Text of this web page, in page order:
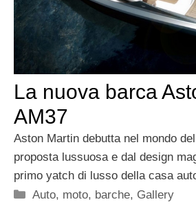
La nuova barca
AM37
Aston Martin debutta nel mondo
proposta lussuosa e dal design
primo yatch di lusso della casa
Categorie
Auto, moto, barche, Gallery